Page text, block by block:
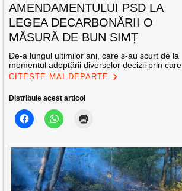
AMENDAMENTULUI PSD LA
LEGEA DECARBONĂRII O
MĂSURĂ DE BUN SIMȚ
De-a lungul ultimilor ani, care s-au scurt de la
momentul adoptării diverselor decizii prin care
CITEȘTE MAI DEPARTE
Distribuie acest articol